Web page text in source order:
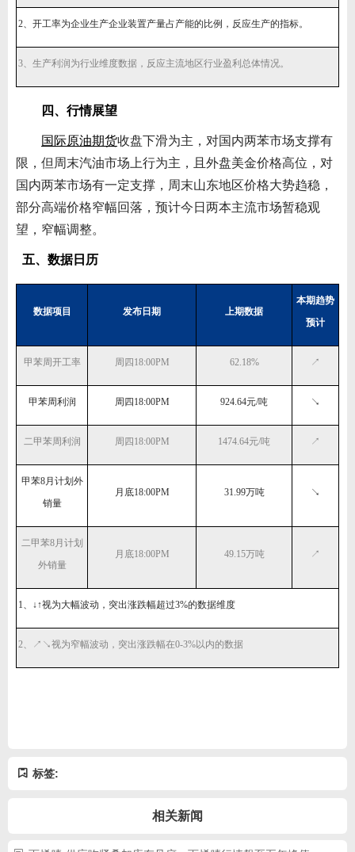
2、开工率为企业生产企业装置产量占产能的比例，反应生产的指标。
3、生产利润为行业维度数据，反应主流地区行业盈利总体情况。
四、行情展望
国际原油期货收盘下滑为主，对国内两苯市场支撑有
限，但周末汽油市场上行为主，且外盘美金价格高位，对
国内两苯市场有一定支撑，周末山东地区价格大势趋稳，
部分高端价格窄幅回落，预计今日两本主流市场暂稳观
望，窄幅调整。
五、数据日历
数据项目 发布日期 上期数据
本期趋势
预计
甲苯周开工率 周四 18:00PM 62.18% ↗
甲苯周利润 周四 18:00PM 924.64元/吨 ↘
二甲苯周利润 周四 18:00PM 1474.64元/吨 ↗
甲苯8月计划外
销量
月底18:00PM 31.99万吨 ↘
二甲苯8月计划
外销量
月底18:00PM 49.15万吨 ↗
1、↓↑视为大幅波动，突出涨跌幅超过3%的数据维度
2、↗↘视为窄幅波动，突出涨跌幅在0-3%以内的数据
标签:
相关新闻